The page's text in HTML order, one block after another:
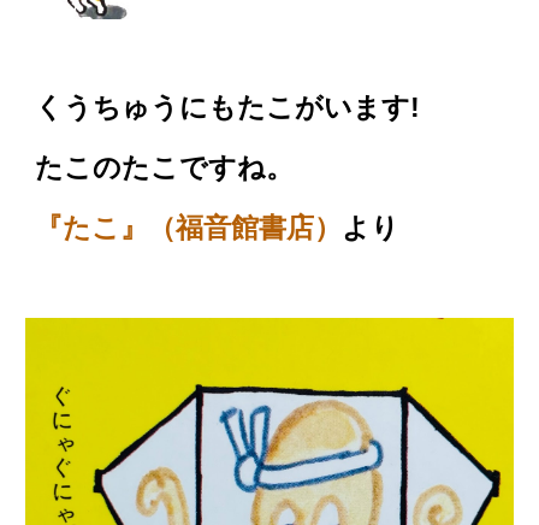
くうちゅうにもたこがいます!
たこのたこですね。
『たこ』（福音館書店） より